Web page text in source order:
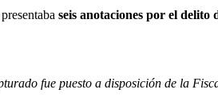
seis anotaciones por el
fue puesto a disposición de la